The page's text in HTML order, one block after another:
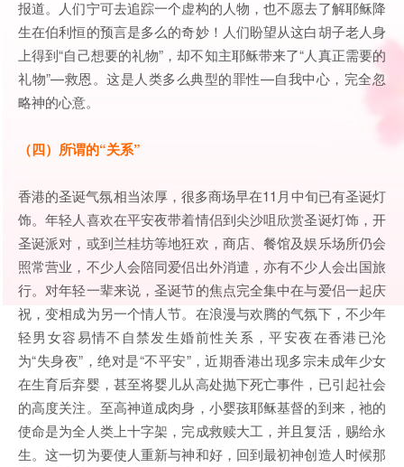
报道。人们宁可去追踪一个虚构的人物，也不愿去了解耶稣降
生在伯利恒的预言是多么的奇妙！人们盼望从这白胡子老人身
上得到“自己想要的礼物”，却不知主耶稣带来了“人真正需要的
礼物”—救恩。这是人类多么典型的罪性—自我中心，完全忽
略神的心意。
（四）所谓的“关系”
香港的圣诞气氛相当浓厚，很多商场早在11月中旬已有圣诞灯
饰。年轻人喜欢在平安夜带着情侣到尖沙咀欣赏圣诞灯饰，开
圣诞派对，或到兰桂坊等地狂欢，商店、餐馆及娱乐场所仍会
照常营业，不少人会陪同爱侣出外消遣，亦有不少人会出国旅
行。对年轻一辈来说，圣诞节的焦点完全集中在与爱侣一起庆
祝，变相成为另一个情人节。在浪漫与欢腾的气氛下，不少年
轻男女容易情不自禁发生婚前性关系，平安夜在香港已沦
为“失身夜”，绝对是“不平安”，近期香港出现多宗未成年少女
在生育后弃婴，甚至将婴儿从高处抛下死亡事件，已引起社会
的高度关注。至高神道成肉身，小婴孩耶稣基督的到来，祂的
使命是为全人类上十字架，完成救赎大工，并且复活，赐给永
生。这一切为要使人重新与神和好，回到最初神创造人时候那